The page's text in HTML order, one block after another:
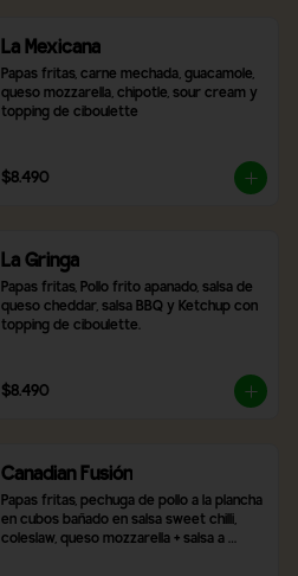
La Mexicana
Papas fritas, carne mechada, guacamole,
queso mozzarella, chipotle, sour cream y
topping de ciboulette
$8.490
La Gringa
Papas fritas, Pollo frito apanado, salsa de
queso cheddar, salsa BBQ y Ketchup con
topping de ciboulette.
$8.490
Canadian Fusión
Papas fritas, pechuga de pollo a la plancha
en cubos bañado en salsa sweet chilli,
coleslaw, queso mozzarella + salsa a